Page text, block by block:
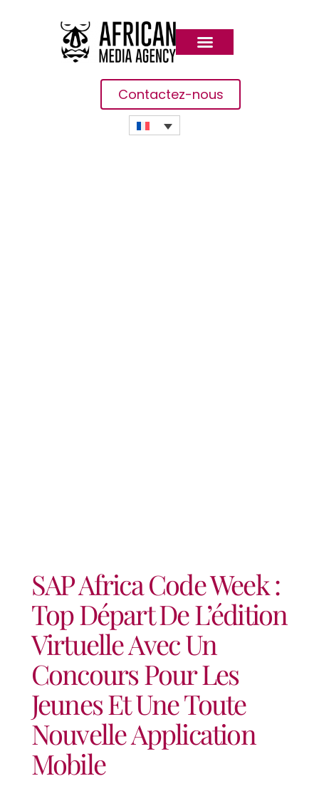
Contactez-nous
SAP Africa Code Week :
Top Départ De L’édition
Virtuelle Avec Un
Concours Pour Les
Jeunes Et Une Toute
Nouvelle Application
Mobile